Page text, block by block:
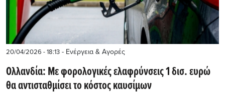
20/04/2026 - 18:13 - Ενέργεια & Αγορές
Ολλανδία: Με φορολογικές ελαφρύνσεις 1 δισ. ευρώ
θα αντισταθμίσει το κόστος καυσίμων